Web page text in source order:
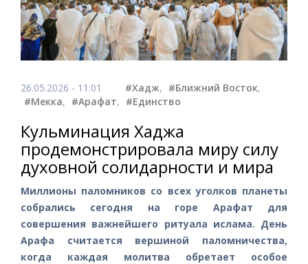
26.05.2026 - 11:01 #Хадж, #Ближний Восток,
#Мекка, #Арафат, #Единство
Кульминация Хаджа
продемонстрировала миру силу
духовной солидарности и мира
Миллионы паломников со всех уголков планеты
собрались сегодня на горе Арафат для
совершения важнейшего ритуала ислама. День
Арафа считается вершиной паломничества,
когда каждая молитва обретает особое